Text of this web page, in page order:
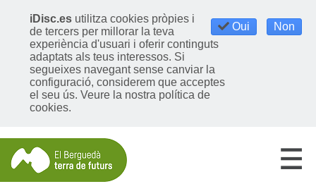
Oui Non
iDisc.es utilitza cookies pròpies i
de tercers per millorar la teva
experiència d'usuari i oferir continguts
adaptats als teus interessos. Si
segueixes navegant sense canviar la
configuració, considerem que acceptes
el seu ús. Veure la nostra política de
cookies.